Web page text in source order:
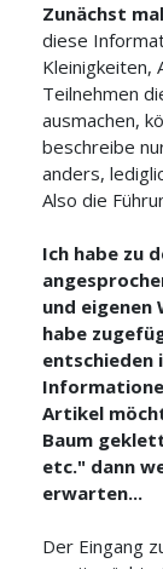
Zunächst
diese
Kleinigkeiten,
Teilnehmen
ausmachen,
beschreibe
anders,
Also die
Ich habe zu
und eigenen
habe
Artikel
Baum
etc." dann
erwarten...
Der Eingang